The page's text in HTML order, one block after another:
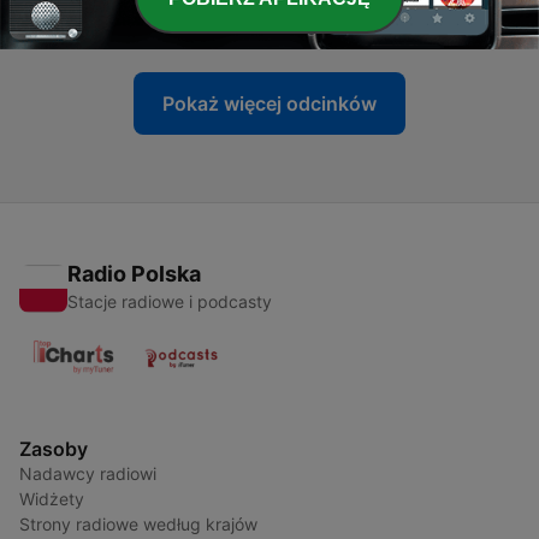
28 lip 2023
Pokaż więcej odcinków
Radio Polska
Stacje radiowe i podcasty
Zasoby
Nadawcy radiowi
Widżety
Strony radiowe według krajów